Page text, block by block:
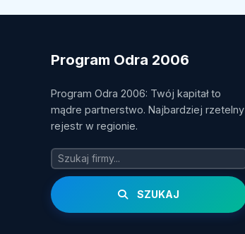
Program Odra 2006
Program Odra 2006: Twój kapitał to
mądre partnerstwo. Najbardziej rzetelny
rejestr w regionie.
SZUKAJ